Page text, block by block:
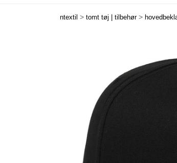
ntextil > tomt tøj | tilbehør >